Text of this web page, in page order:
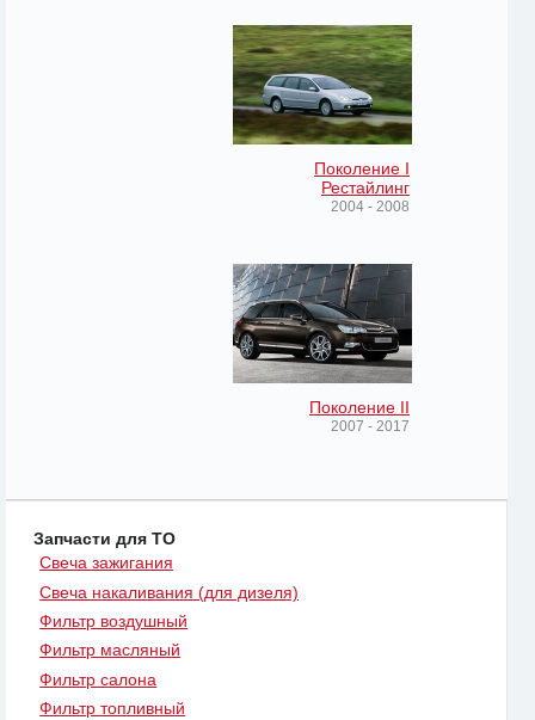
Поколение I
Рестайлинг
2004 - 2008
Поколение II
2007 - 2017
Запчасти для ТО
Свеча зажигания
Свеча накаливания (для дизеля)
Фильтр воздушный
Фильтр масляный
Фильтр салона
Фильтр топливный